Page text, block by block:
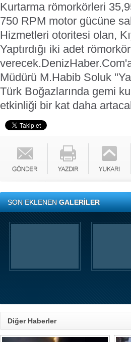
Kurtarma römorkörleri
750 RPM motor gücüne
Hizmetleri otoritesi olan,
Yaptırdığı iki adet
verecek.
Müdürü M.Habib Soluk
Türk Boğazlarında gemi
etkinliği bir kat daha
SON EKLENENGALERİLER
Diğer Haberler